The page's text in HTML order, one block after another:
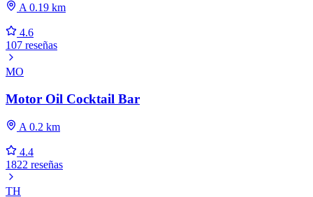
A 0.19 km
4.6
107 reseñas
MO
Motor Oil Cocktail Bar
A 0.2 km
4.4
1822 reseñas
TH